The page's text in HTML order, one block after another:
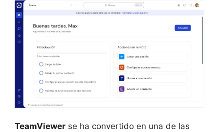
TeamViewer se ha convertido en una de las